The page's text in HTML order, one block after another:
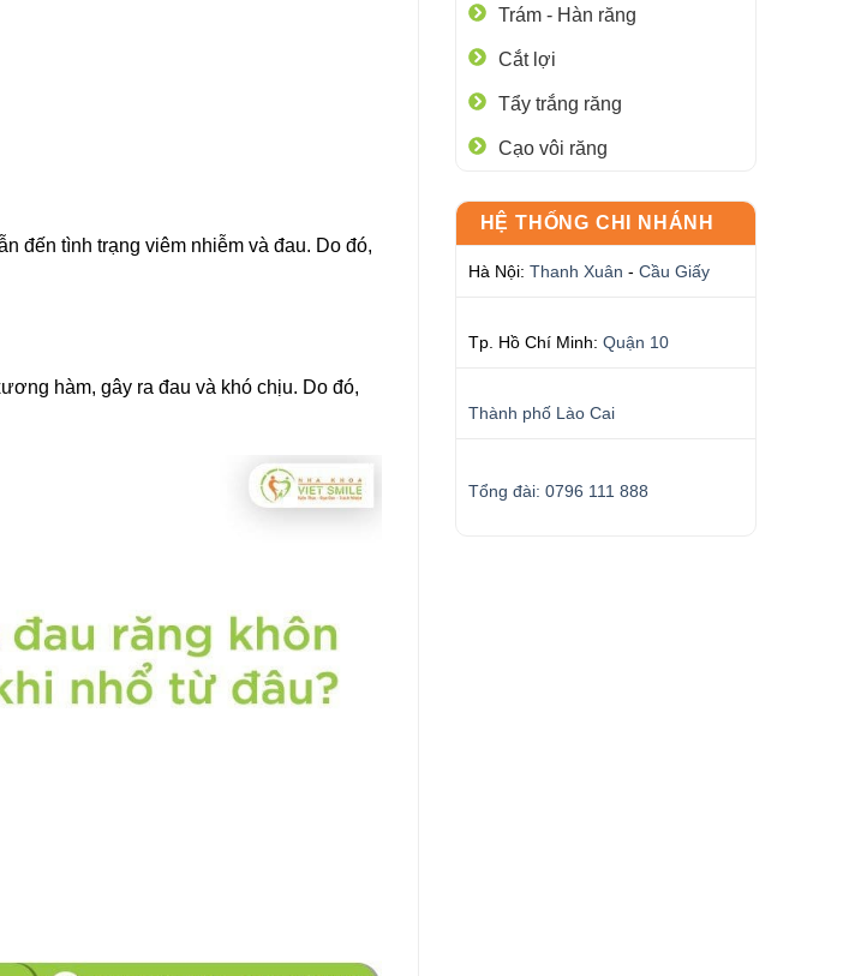
đến tình trạng viêm nhiễm và đau. Do đó,
hàm, gây ra đau và khó chịu. Do đó,
Trám - Hàn răng
Cắt lợi
Tẩy trắng răng
Cạo vôi răng
HỆ THỐNG CHI NHÁNH
Hà Nội: Thanh Xuân - Cầu Giấy
Tp. Hồ Chí Minh: Quận 10
Thành phố Lào Cai
Tổng đài: 0796 111 888